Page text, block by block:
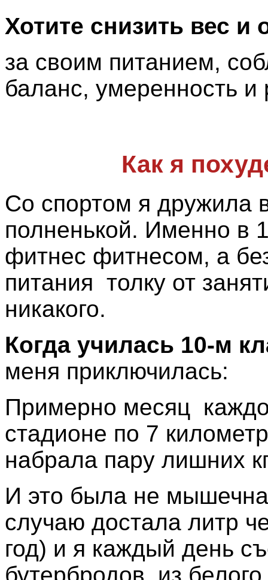
Хотите снизить вес
за своим питанием,
баланс, умеренность и
Как я
Со спортом я дружила
полненькой. Именно в
фитнес фитнесом, а
питания толку от
никакого.
Когда училась 10-м
меня приключилась:
Примерно месяц
стадионе по 7
набрала пару лишних
И это была не
случаю достала литр
год) и я каждый день